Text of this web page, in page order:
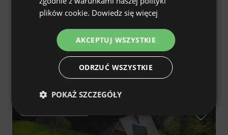
Domek Cicho Tu
Bukowina Tatrzańska, małopolskie, Polska
€202/noc W klubie: od €177
DUTCH
plików cookie. Dowiedz się więcej
AKCEPTUJ WSZYSTKIE
ODRZUĆ WSZYSTKIE
POKAŻ SZCZEGÓŁY